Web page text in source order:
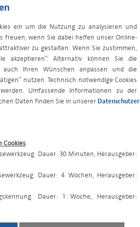
ein um die Nutzung zu analysieren und
freuen, wenn Sie dabei helfen unser Online-
zu gestalten. Wenn Sie zustimmen,
akzeptieren“. Alternativ können Sie die
auch Ihren Wünschen anpassen und die
nutzen. Technisch notwendige Cookies
Umfassende Informationen zu der
Daten finden Sie in unserer
Cookies:
Dauer: 30 Minuten, Herausgeber:
Dauer: 4 Wochen, Herausgeber:
Dauer: 1 Woche, Herausgeber:
Anleger